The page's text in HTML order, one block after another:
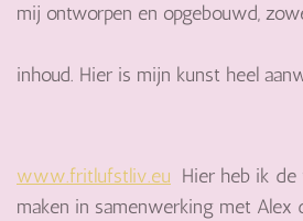
mij ontworpen en
qua
inhoud. Hier is mijn kunst heel
www.fritlufstliv.eu Hier heb ik de
maken in samenwerking met Alex